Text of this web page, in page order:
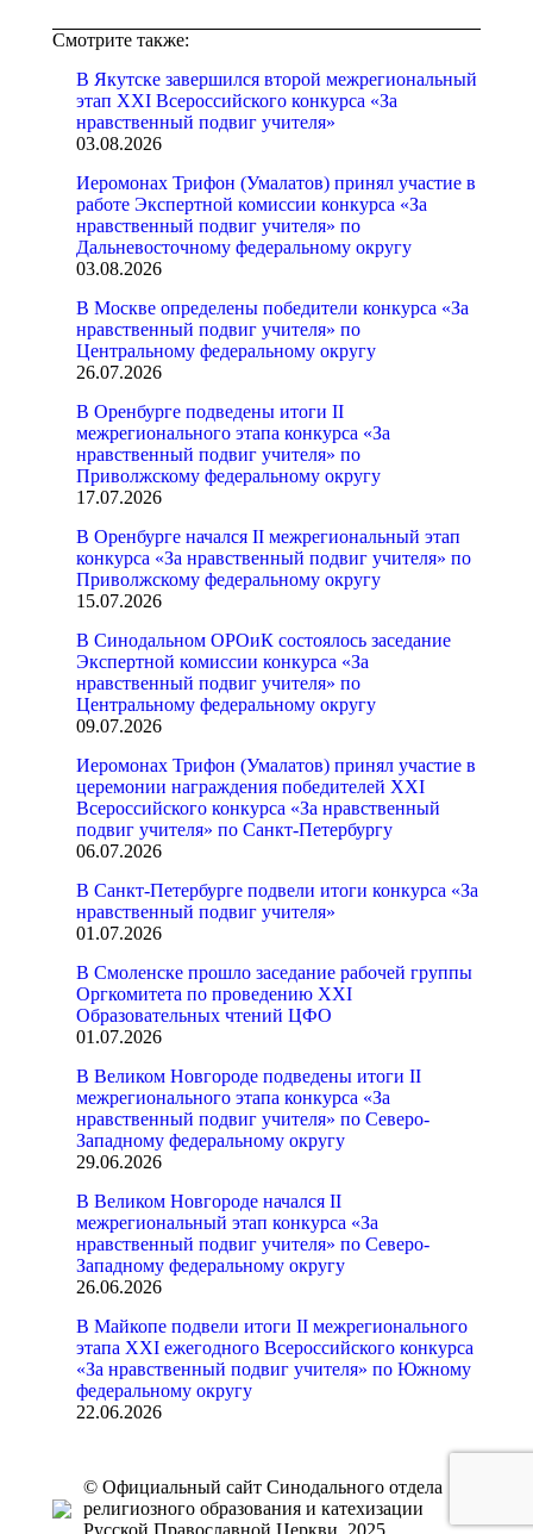
Смотрите также:
В Якутске завершился второй межрегиональный
этап XXI Всероссийского конкурса «За
нравственный подвиг учителя»
03.08.2026
Иеромонах Трифон (Умалатов) принял участие в
работе Экспертной комиссии конкурса «За
нравственный подвиг учителя» по
Дальневосточному федеральному округу
03.08.2026
В Москве определены победители конкурса «За
нравственный подвиг учителя» по
Центральному федеральному округу
26.07.2026
В Оренбурге подведены итоги II
межрегионального этапа конкурса «За
нравственный подвиг учителя» по
Приволжскому федеральному округу
17.07.2026
В Оренбурге начался II межрегиональный этап
конкурса «За нравственный подвиг учителя» по
Приволжскому федеральному округу
15.07.2026
В Синодальном ОРОиК состоялось заседание
Экспертной комиссии конкурса «За
нравственный подвиг учителя» по
Центральному федеральному округу
09.07.2026
Иеромонах Трифон (Умалатов) принял участие в
церемонии награждения победителей XXI
Всероссийского конкурса «За нравственный
подвиг учителя» по Санкт-Петербургу
06.07.2026
В Санкт-Петербурге подвели итоги конкурса «За
нравственный подвиг учителя»
01.07.2026
В Смоленске прошло заседание рабочей группы
Оргкомитета по проведению XXI
Образовательных чтений ЦФО
01.07.2026
В Великом Новгороде подведены итоги II
межрегионального этапа конкурса «За
нравственный подвиг учителя» по Северо-
Западному федеральному округу
29.06.2026
В Великом Новгороде начался II
межрегиональный этап конкурса «За
нравственный подвиг учителя» по Северо-
Западному федеральному округу
26.06.2026
В Майкопе подвели итоги II межрегионального
этапа XXI ежегодного Всероссийского конкурса
«За нравственный подвиг учителя» по Южному
федеральному округу
22.06.2026
© Официальный сайт Синодального отдела
религиозного образования и катехизации
Русской Православной Церкви, 2025